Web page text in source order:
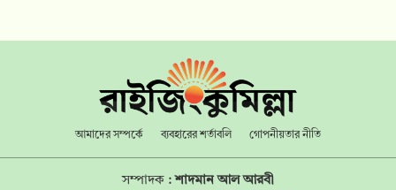
আমাদের সম্পর্কে ব্যবহারের শর্তাবলি গোপনীয়তার নীতি
সম্পাদক :শাদমান আল আরবী